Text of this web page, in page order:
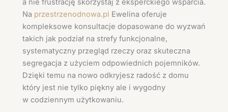
a nie frustrację skorzystaj z eksperckiego wsparcia.
Na przestrzenodnowa.pl Ewelina oferuje
kompleksowe konsultacje dopasowane do wyzwań
takich jak podział na strefy funkcjonalne,
systematyczny przegląd rzeczy oraz skuteczna
segregacja z użyciem odpowiednich pojemników.
Dzięki temu na nowo odkryjesz radość z domu
który jest nie tylko piękny ale i wygodny
w codziennym użytkowaniu.